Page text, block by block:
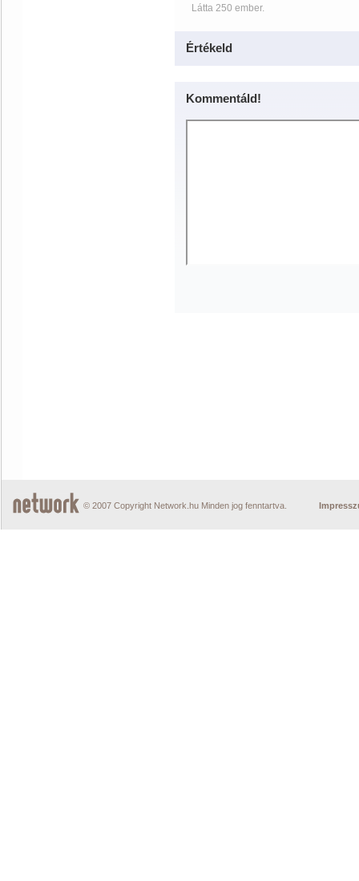
Látta 250 ember.
Értékeld
Kommentáld!
© 2007 Copyright Network.hu Minden jog fenntartva.